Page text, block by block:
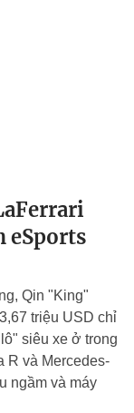
eSports
Qin "King"
triệu USD chỉ
siêu xe ở trong
R và Mercedes-
ngầm và máy